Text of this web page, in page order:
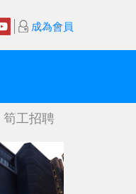
成為會員
筍工招聘